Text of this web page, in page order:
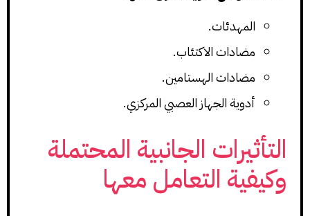
المهدئات.
مضادات الاكتئاب.
مضادات الهستامين.
أدوية الجهاز العصبي المركزي.
التأثيرات الجانبية المحتملة
وكيفية التعامل معها